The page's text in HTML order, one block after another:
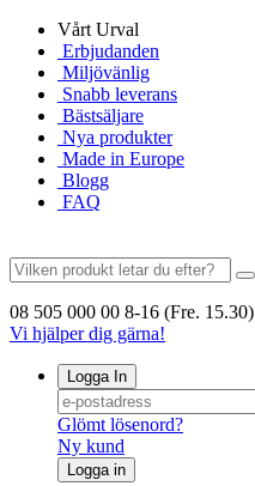
Vårt Urval
Erbjudanden
Miljövänlig
Snabb leverans
Bästsäljare
Nya produkter
Made in Europe
Blogg
FAQ
08 505 000 00 8-16 (Fre. 15.30)
Vi hjälper dig gärna!
Logga In
Glömt lösenord?
Ny kund
Logga in